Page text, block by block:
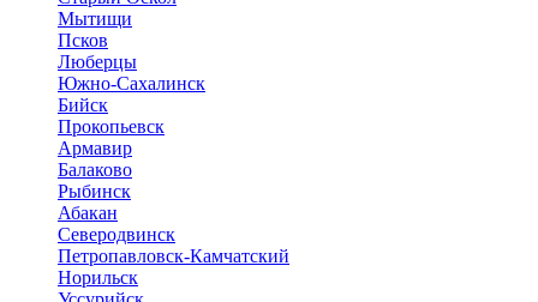
Мытищи
Псков
Люберцы
Южно-Сахалинск
Бийск
Прокопьевск
Армавир
Балаково
Рыбинск
Абакан
Северодвинск
Петропавловск-Камчатский
Норильск